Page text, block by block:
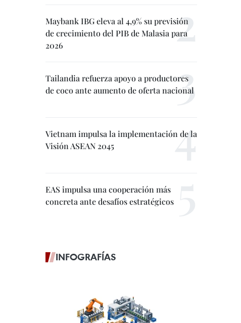
Maybank IBG eleva al 4,9% su previsión
de crecimiento del PIB de Malasia para
2026
Tailandia refuerza apoyo a productores
de coco ante aumento de oferta nacional
Vietnam impulsa la implementación de la
Visión ASEAN 2045
EAS impulsa una cooperación más
concreta ante desafíos estratégicos
INFOGRAFÍAS